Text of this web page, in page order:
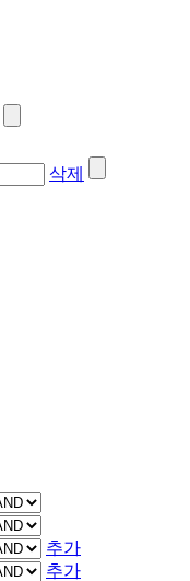
삭제
추가
추가